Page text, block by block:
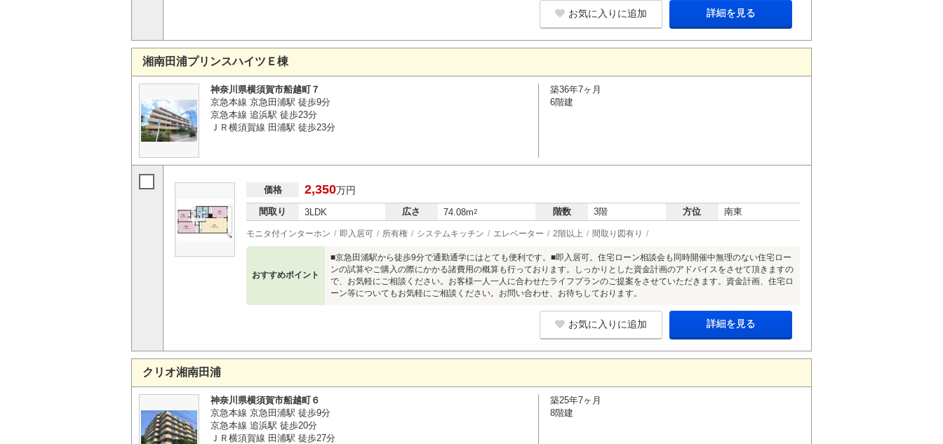
お気に入りに追加 詳細を見る
湘南田浦プリンスハイツＥ棟
神奈川県横須賀市船越町７
京急本線 京急田浦駅 徒歩9分
京急本線 追浜駅 徒歩23分
ＪＲ横須賀線 田浦駅 徒歩23分
築36年7ヶ月
6階建
価格 2,350万円
間取り 3LDK 広さ 74.08m2 階数 3階 方位 南東
モニタ付インターホン 即入居可 所有権 システムキッチン エレベーター 2階以上 間取り図有り
おすすめポイント
■京急田浦駅から徒歩9分で通勤通学にはとても便利です。■即入居可。住宅ローン相談会も同時開催中無理のない住宅ロー
ンの試算やご購入の際にかかる諸費用の概算も行っております。しっかりとした資金計画のアドバイスをさせて頂きますの
で、お気軽にご相談ください。お客様一人一人に合わせたライフプランのご提案をさせていただきます。資金計画、住宅ロ
ーン等についてもお気軽にご相談ください。お問い合わせ、お待ちしております。
お気に入りに追加 詳細を見る
クリオ湘南田浦
神奈川県横須賀市船越町６
京急本線 京急田浦駅 徒歩9分
京急本線 追浜駅 徒歩20分
ＪＲ横須賀線 田浦駅 徒歩27分
築25年7ヶ月
8階建